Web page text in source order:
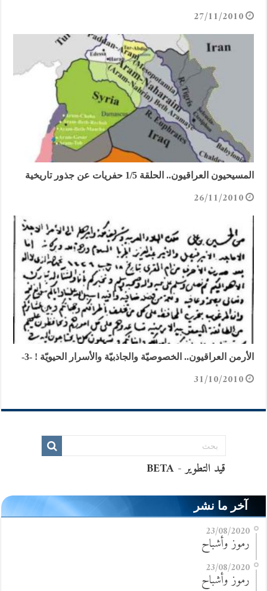
27/11/2010
المسيحيون العراقيون.. الحلقة 1/5 حفريات عن جذور تاريخية
26/11/2010
الأرمن العراقيون.. الخصوصيّة والجاذبيّة والأسرار الحيويّة ! -3-
31/10/2010
آخر ما نشر
23/08/2020
رموز وأشباح
23/08/2020
رموز وأشباح